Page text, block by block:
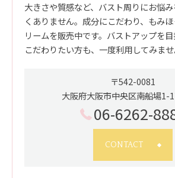
大きさや質感など、バスト周りにお悩
くありません。成分にこだわり、もみ
リームを販売中です。バストアップを
こだわりたい方も、一度利用してみませ
〒542-0081
大阪府大阪市中央区南船場1-
06-6262-
CONTACT